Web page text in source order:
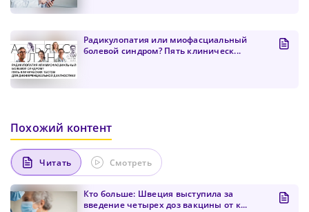
Подтвердите Пароль*
Радикулопатия или миофасциальный
болевой синдром? Пять клиническ...
Похожий контент
Читать Смотреть
Кто больше: Швеция выступила за
введение четырех доз вакцины от к...